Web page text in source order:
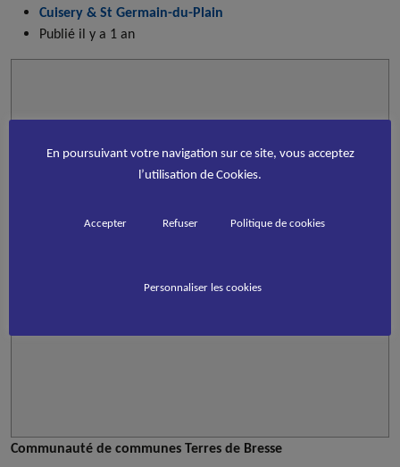
Cuisery & St Germain-du-Plain
Publié il y a 1 an
Communauté de communes Terres de Bresse
En poursuivant votre navigation sur ce site, vous acceptez
l’utilisation de Cookies.
Accepter Refuser Politique de cookies
Personnaliser les cookies